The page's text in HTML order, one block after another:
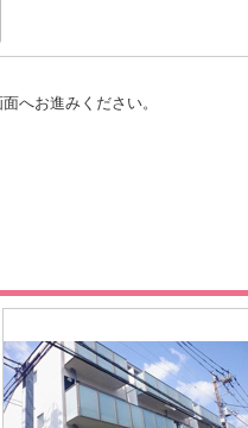
へお進みください。